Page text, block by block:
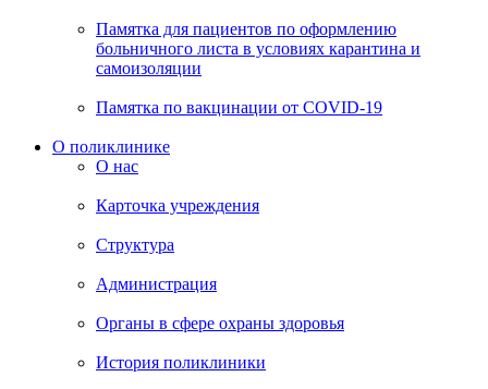
Памятка для пациентов по оформлению
больничного листа в условиях карантина и
самоизоляции
Памятка по вакцинации от COVID-19
О поликлинике
О нас
Карточка учреждения
Структура
Администрация
Органы в сфере охраны здоровья
История поликлиники